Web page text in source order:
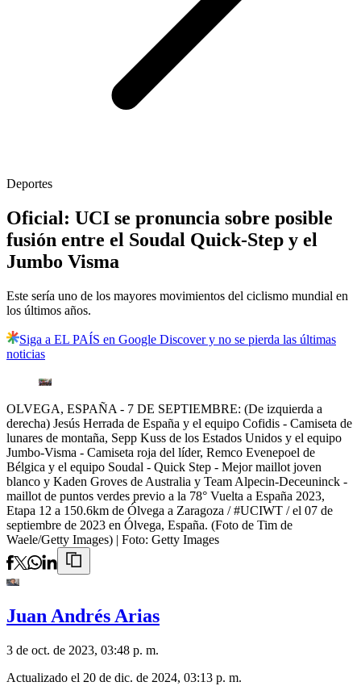
Deportes
Oficial: UCI se pronuncia sobre posible
fusión entre el Soudal Quick-Step y el
Jumbo Visma
Este sería uno de los mayores movimientos del ciclismo mundial en
los últimos años.
Siga a EL PAÍS en Google Discover y no se pierda las últimas
noticias
OLVEGA, ESPAÑA - 7 DE SEPTIEMBRE: (De izquierda a
derecha) Jesús Herrada de España y el equipo Cofidis - Camiseta de
lunares de montaña, Sepp Kuss de los Estados Unidos y el equipo
Jumbo-Visma - Camiseta roja del líder, Remco Evenepoel de
Bélgica y el equipo Soudal - Quick Step - Mejor maillot joven
blanco y Kaden Groves de Australia y Team Alpecin-Deceuninck -
maillot de puntos verdes previo a la 78° Vuelta a España 2023,
Etapa 12 a 150.6km de Ólvega a Zaragoza / #UCIWT / el 07 de
septiembre de 2023 en Ólvega, España. (Foto de Tim de
Waele/Getty Images) | Foto: Getty Images
Juan Andrés Arias
3 de oct. de 2023, 03:48 p. m.
Actualizado el 20 de dic. de 2024, 03:13 p. m.